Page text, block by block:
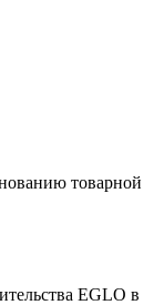
товарной
EGLO в